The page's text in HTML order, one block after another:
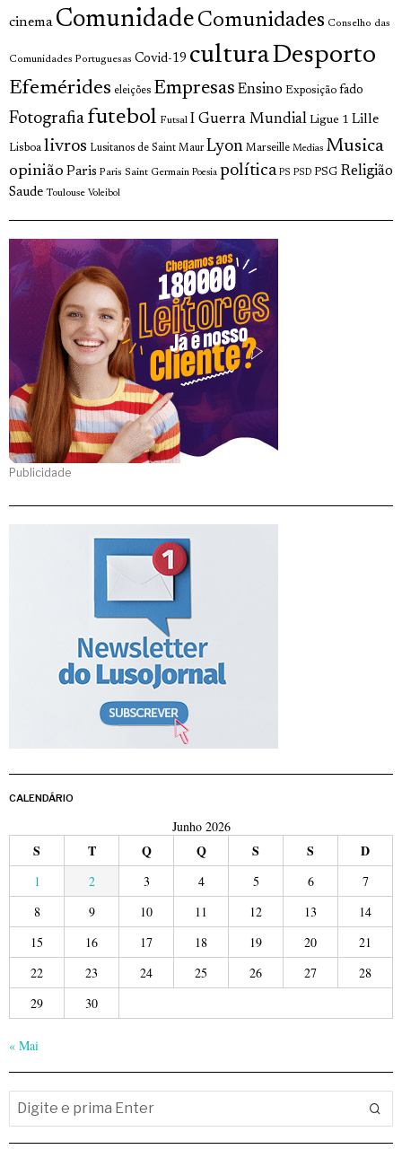
cinema Comunidade Comunidades Conselho das
Comunidades Portuguesas Covid-19 culturaDesporto
Efemérides eleições Empresas Ensino Exposição fado
Fotografia futebol Futsal I Guerra Mundial Ligue 1 Lille
Lisboa livros Lusitanos de Saint Maur Lyon Marseille Medias Musica
opinião Paris Paris Saint Germain Poesia política PS PSD PSG Religião
Saude Toulouse Voleibol
Publicidade
CALENDÁRIO
Junho 2026
S T Q Q S S D
1 2 3 4 5 6
7
8
9 10 11 12 13
14
15
16 17 18 19 20
21
22
23 24 25 26 27
28
29
30
« Mai